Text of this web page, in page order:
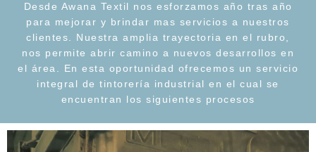
Desde Awana Textil nos esforzamos año tras año
para mejorar y brindar mas servicios a nuestros
clientes. Nuestra amplia trayectoria en el rubro,
nos permite abrir camino a nuevos desarrollos en
el área. En esta oportunidad ofrecemos un servicio
integral de tintorería industrial en el cual se
encuentran los siguientes procesos